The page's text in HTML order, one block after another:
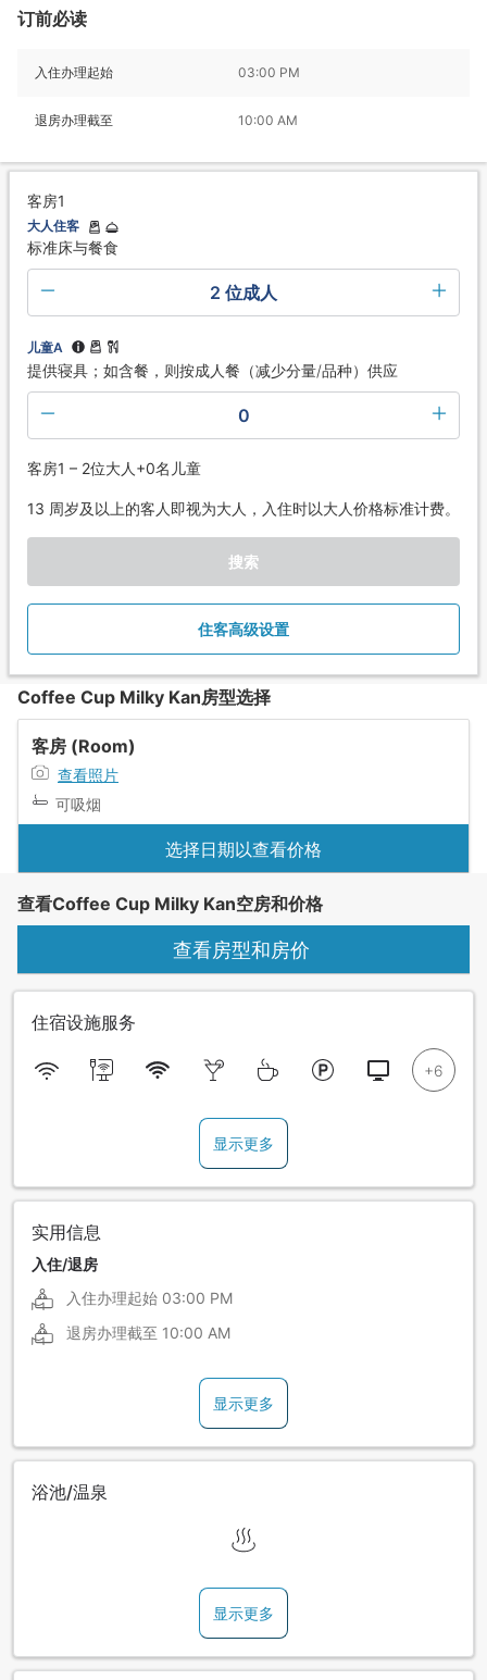
订前必读
入住办理起始 03:00 PM
退房办理截至 10:00 AM
客房1
大人住客
标准床与餐食
2 位成人
儿童A
提供寝具；如含餐，则按成人餐（减少分量/品种）供应
0
客房1 – 2位大人+0名儿童
13 周岁及以上的客人即视为大人，入住时以大人价格标准计费。
搜索
住客高级设置
Coffee Cup Milky Kan房型选择
客房 (Room)
查看照片
可吸烟
选择日期以查看价格
查看Coffee Cup Milky Kan空房和价格
查看房型和房价
住宿设施服务
显示更多
实用信息
入住/退房
入住办理起始 03:00 PM
退房办理截至 10:00 AM
显示更多
浴池/温泉
显示更多